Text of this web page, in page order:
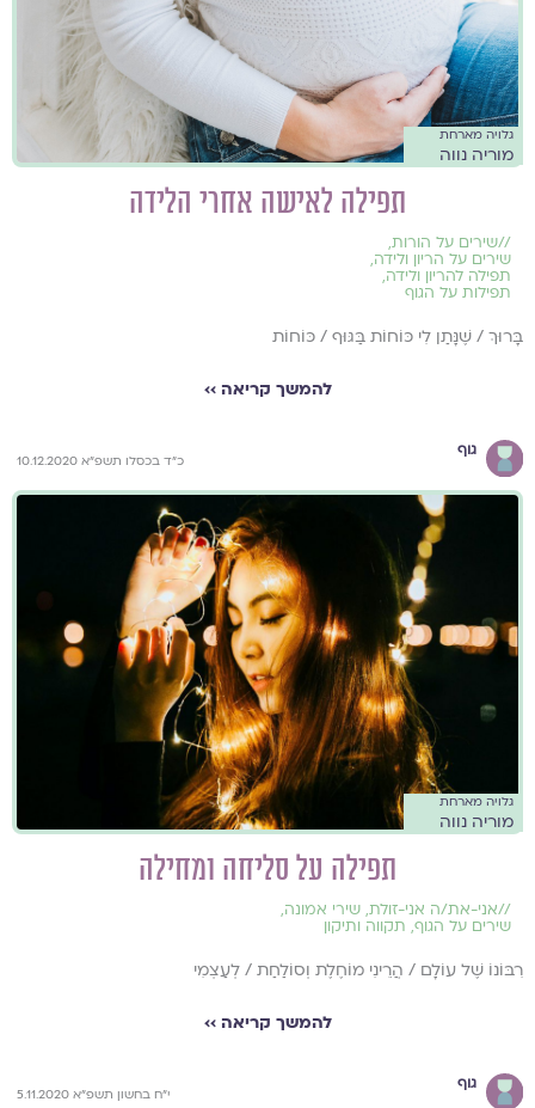
גלויה מארחת
מוריה נווה
תפילה לאישה אחרי הלידה
//שירים על הורות,
שירים על הריון ולידה,
תפילה להריון ולידה,
תפילות על הגוף
בָּרוּךְ / שֶׁנָּתַן לִי כּוֹחוֹת בַּגּוּף / כּוֹחוֹת
להמשך קריאה ››
גוף
כ״ד בכסלו תשפ״א 10.12.2020
גלויה מארחת
מוריה נווה
תפילה על סליחה ומחילה
//אני-את/ה אני-זולת, שירי אמונה,
שירים על הגוף, תקווה ותיקון
רִבּוֹנוֹ שֶׁל עוֹלָם / הֲרֵינִי מוֹחֶלֶת וְסוֹלַחַת / לְעַצְמִי
להמשך קריאה ››
גוף
י״ח בחשון תשפ״א 5.11.2020